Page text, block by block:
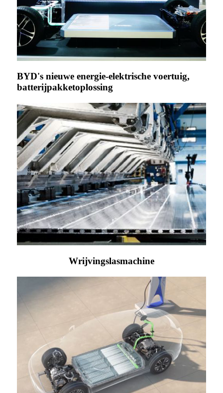
BYD's nieuwe energie-elektrische voertuig,
batterijpakketoplossing
Wrijvingslasmachine